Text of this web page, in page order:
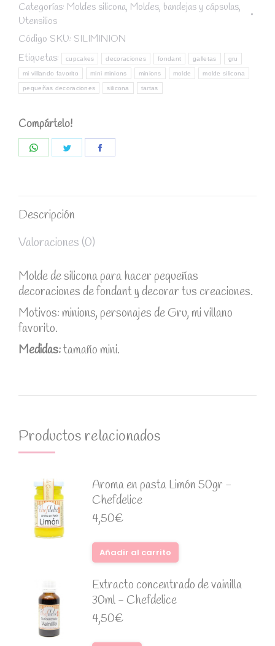
mini
minion
(Gru,
mi
villano
favorito)
Categorías: Moldes silicona, Moldes, bandejas y cápsulas,
Utensilios
Código SKU: SILIMINION
Etiquetas:
cupcakes decoraciones fondant galletas gru
mi villando favorito mini minions minions molde molde silicona
pequeñas decoraciones silicona tartas
Compártelo!
Descripción
Valoraciones (0)
Molde de silicona para hacer pequeñas
decoraciones de fondant y decorar tus creaciones.
Motivos: minions, personajes de Gru, mi villano
favorito.
Medidas:tamaño mini.
Productos relacionados
Aroma en pasta Limón 50gr -
Chefdelice
4,50€
Añadir al carrito
Extracto concentrado de vainilla
30ml - Chefdelice
4,50€